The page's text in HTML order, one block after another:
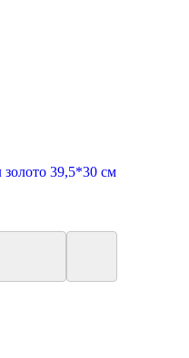
39,5*30 см